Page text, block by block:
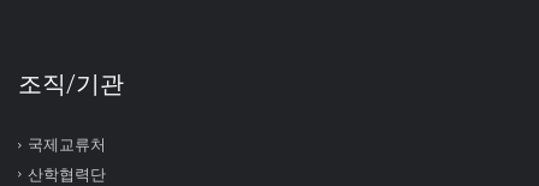
조직/기관
국제교류처
산학협력단